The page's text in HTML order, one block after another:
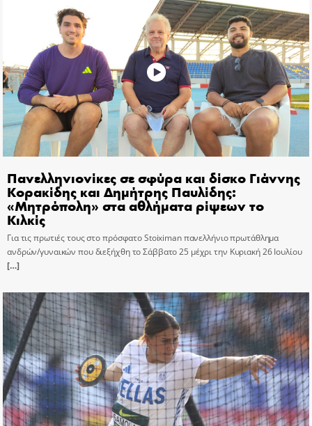
Πανελληνιονίκες σε σφύρα και δίσκο Γιάννης
Κορακίδης και Δημήτρης Παυλίδης:
«Μητρόπολη» στα αθλήματα ρίψεων το
Κιλκίς
Για τις πρωτιές τους στο πρόσφατο Stoiximan πανελλήνιο πρωτάθλημα
ανδρών/γυναικών που διεξήχθη το Σάββατο 25 μέχρι την Κυριακή 26 Ιουλίου
[…]